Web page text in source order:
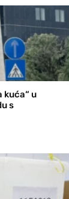
kuća“ u
s